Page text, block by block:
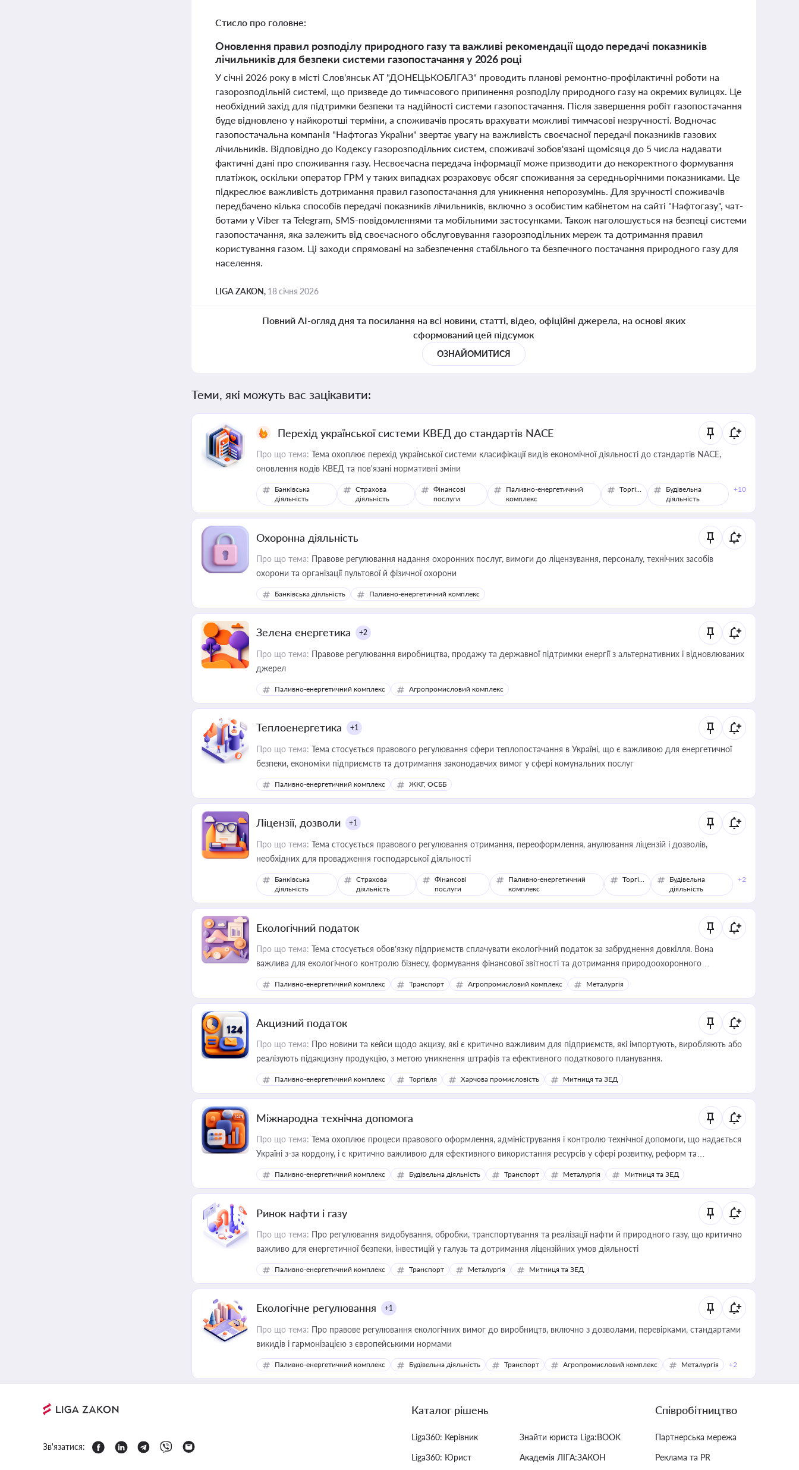
Стисло про головне:
Оновлення правил розподілу природного газу та важливі рекомендації щодо передачі показників
лічильників для безпеки системи газопостачання у 2026 році
У січні 2026 року в місті Слов'янськ АТ "ДОНЕЦЬКОБЛГАЗ" проводить планові ремонтно-профілактичні роботи на
газорозподільній системі, що призведе до тимчасового припинення розподілу природного газу на окремих вулицях. Це
необхідний захід для підтримки безпеки та надійності системи газопостачання. Після завершення робіт газопостачання
буде відновлено у найкоротші терміни, а споживачів просять врахувати можливі тимчасові незручності. Водночас
газопостачальна компанія "Нафтогаз України" звертає увагу на важливість своєчасної передачі показників газових
лічильників. Відповідно до Кодексу газорозподільних систем, споживачі зобов'язані щомісяця до 5 числа надавати
фактичні дані про споживання газу. Несвоєчасна передача інформації може призводити до некоректного формування
платіжок, оскільки оператор ГРМ у таких випадках розраховує обсяг споживання за середньорічними показниками. Це
підкреслює важливість дотримання правил газопостачання для уникнення непорозумінь. Для зручності споживачів
передбачено кілька способів передачі показників лічильників, включно з особистим кабінетом на сайті "Нафтогазу", чат-
ботами у Viber та Telegram, SMS-повідомленнями та мобільними застосунками. Також наголошується на безпеці системи
газопостачання, яка залежить від своєчасного обслуговування газорозподільних мереж та дотримання правил
користування газом. Ці заходи спрямовані на забезпечення стабільного та безпечного постачання природного газу для
населення.
LIGA ZAKON, 18 січня 2026
Повний AI-огляд дня та посилання на всі новини, статті, відео, офіційні джерела, на основі яких
сформований цей підсумок
ОЗНАЙОМИТИСЯ
Теми, які можуть вас зацікавити:
Перехід української системи КВЕД до стандартів NACE
Про що тема: Тема охоплює перехід української системи класифікації видів економічної діяльності до стандартів NACE,
оновлення кодів КВЕД та пов'язані нормативні зміни
Банківська
діяльність
Страхова
діяльність
Фінансові
послуги
Паливно-енергетичний
комплекс
Торгівля
Будівельна
діяльність
+10
Охоронна діяльність
Про що тема: Правове регулювання надання охоронних послуг, вимоги до ліцензування, персоналу, технічних засобів
охорони та організації пультової й фізичної охорони
Банківська діяльність Паливно-енергетичний комплекс
Зелена енергетика +2
Про що тема: Правове регулювання виробництва, продажу та державної підтримки енергії з альтернативних і відновлюваних
джерел
Паливно-енергетичний комплекс Агропромисловий комплекс
Теплоенергетика +1
Про що тема: Тема стосується правового регулювання сфери теплопостачання в Україні, що є важливою для енергетичної
безпеки, економіки підприємств та дотримання законодавчих вимог у сфері комунальних послуг
Паливно-енергетичний комплекс ЖКГ, ОСББ
Ліцензії, дозволи +1
Про що тема: Тема стосується правового регулювання отримання, переоформлення, анулювання ліцензій і дозволів,
необхідних для провадження господарської діяльності
Банківська
діяльність
Страхова
діяльність
Фінансові
послуги
Паливно-енергетичний
комплекс
Торгівля
Будівельна
діяльність
+2
Екологічний податок
Про що тема: Тема стосується обов’язку підприємств сплачувати екологічний податок за забруднення довкілля. Вона
важлива для екологічного контролю бізнесу, формування фінансової звітності та дотримання природоохоронного
законодавства
Паливно-енергетичний комплекс Транспорт Агропромисловий комплекс Металургія
Акцизний податок
Про що тема: Про новини та кейси щодо акцизу, які є критично важливим для підприємств, які імпортують, виробляють або
реалізують підакцизну продукцію, з метою уникнення штрафів та ефективного податкового планування.
Паливно-енергетичний комплекс Торгівля Харчова промисловість Митниця та ЗЕД
Міжнародна технічна допомога
Про що тема: Тема охоплює процеси правового оформлення, адміністрування і контролю технічної допомоги, що надається
Україні з-за кордону, і є критично важливою для ефективного використання ресурсів у сфері розвитку, реформ та
інфраструктурних проєктів
Паливно-енергетичний комплекс Будівельна діяльність Транспорт Металургія Митниця та ЗЕД
Ринок нафти і газу
Про що тема: Про регулювання видобування, обробки, транспортування та реалізації нафти й природного газу, що критично
важливо для енергетичної безпеки, інвестицій у галузь та дотримання ліцензійних умов діяльності
Паливно-енергетичний комплекс Транспорт Металургія Митниця та ЗЕД
Екологічне регулювання +1
Про що тема: Про правове регулювання екологічних вимог до виробництв, включно з дозволами, перевірками, стандартами
викидів і гармонізацією з європейськими нормами
Паливно-енергетичний комплекс Будівельна діяльність Транспорт Агропромисловий комплекс Металургія +2
Зв'язатися:
Каталог рішень
Liga360: Керівник
Liga360: Юрист
Знайти юриста Liga:BOOK
Академія ЛІГА:ЗАКОН
Співробітництво
Партнерська мережа
Реклама та PR